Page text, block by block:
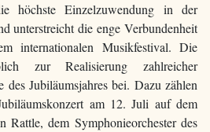
höchste Einzelzuwendung in der
unterstreicht die enge Verbundenheit
internationalen Musikfestival. Die
zur Realisierung zahlreicher
des Jubiläumsjahres bei. Dazu zählen
am 12. Juli auf dem
Rattle, dem Symphonieorchester des